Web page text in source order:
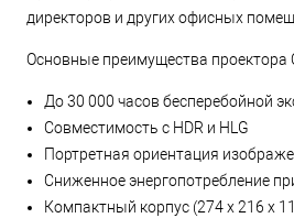
директоров и других офисных
Основные преимущества проектора
До 30 000 часов бесперебойной
Совместимость с HDR и HLG
Портретная ориентация
Сниженное энергопотребление
Компактный корпус (274 x 216 x